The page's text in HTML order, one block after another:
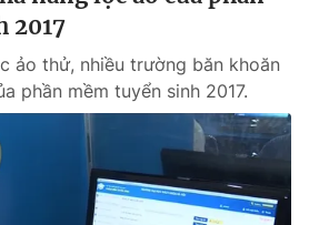
2017
ảo thử, nhiều trường băn khoăn
phần mềm tuyển sinh 2017.